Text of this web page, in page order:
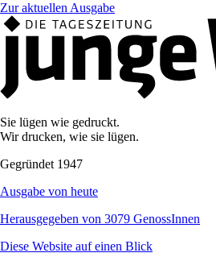
Zur aktuellen Ausgabe
Sie lügen wie gedruckt.
Wir drucken, wie sie lügen.
Gegründet 1947
Ausgabe von heute
Herausgegeben von 3079 GenossInnen
Diese Website auf einen Blick